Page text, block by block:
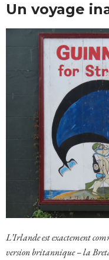
Un voyage
L’Irlande est exactement
version britannique – la